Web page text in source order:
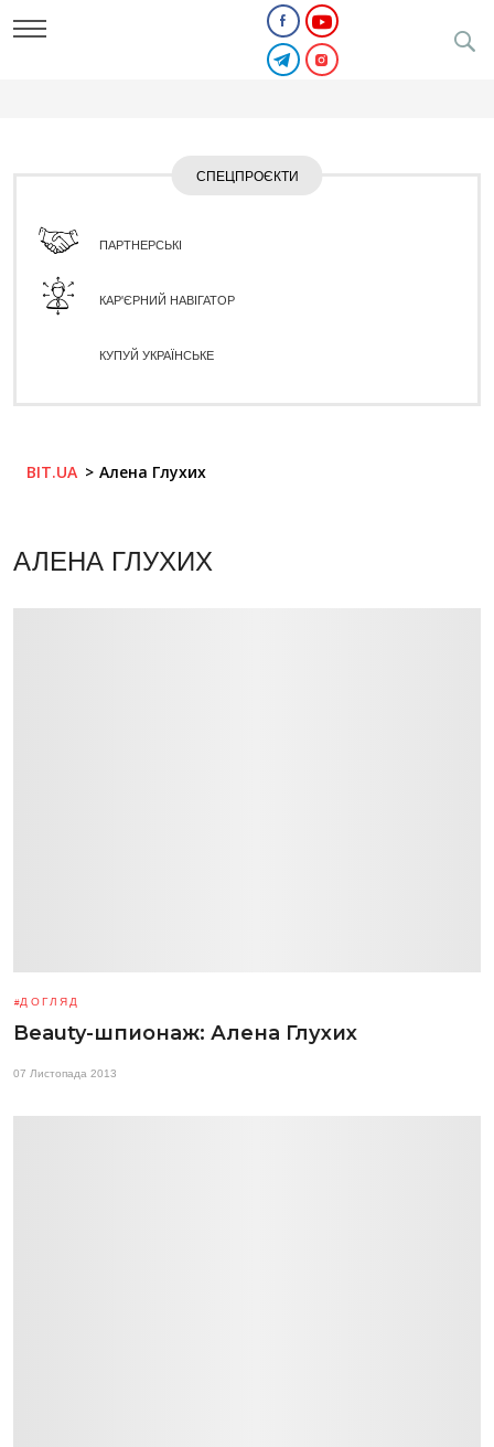
СПЕЦПРОЄКТИ
ПАРТНЕРСЬКІ
КАР'ЄРНИЙ НАВІГАТОР
КУПУЙ УКРАЇНСЬКЕ
BIT.UA Алена Глухих
АЛЕНА ГЛУХИХ
ДОГЛЯД
Beauty-шпионаж: Алена Глухих
07 Листопада 2013